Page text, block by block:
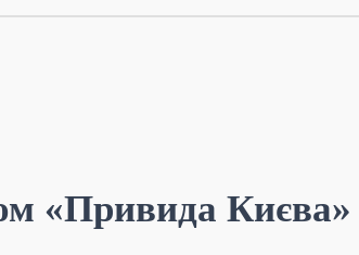
«Привида Києва»